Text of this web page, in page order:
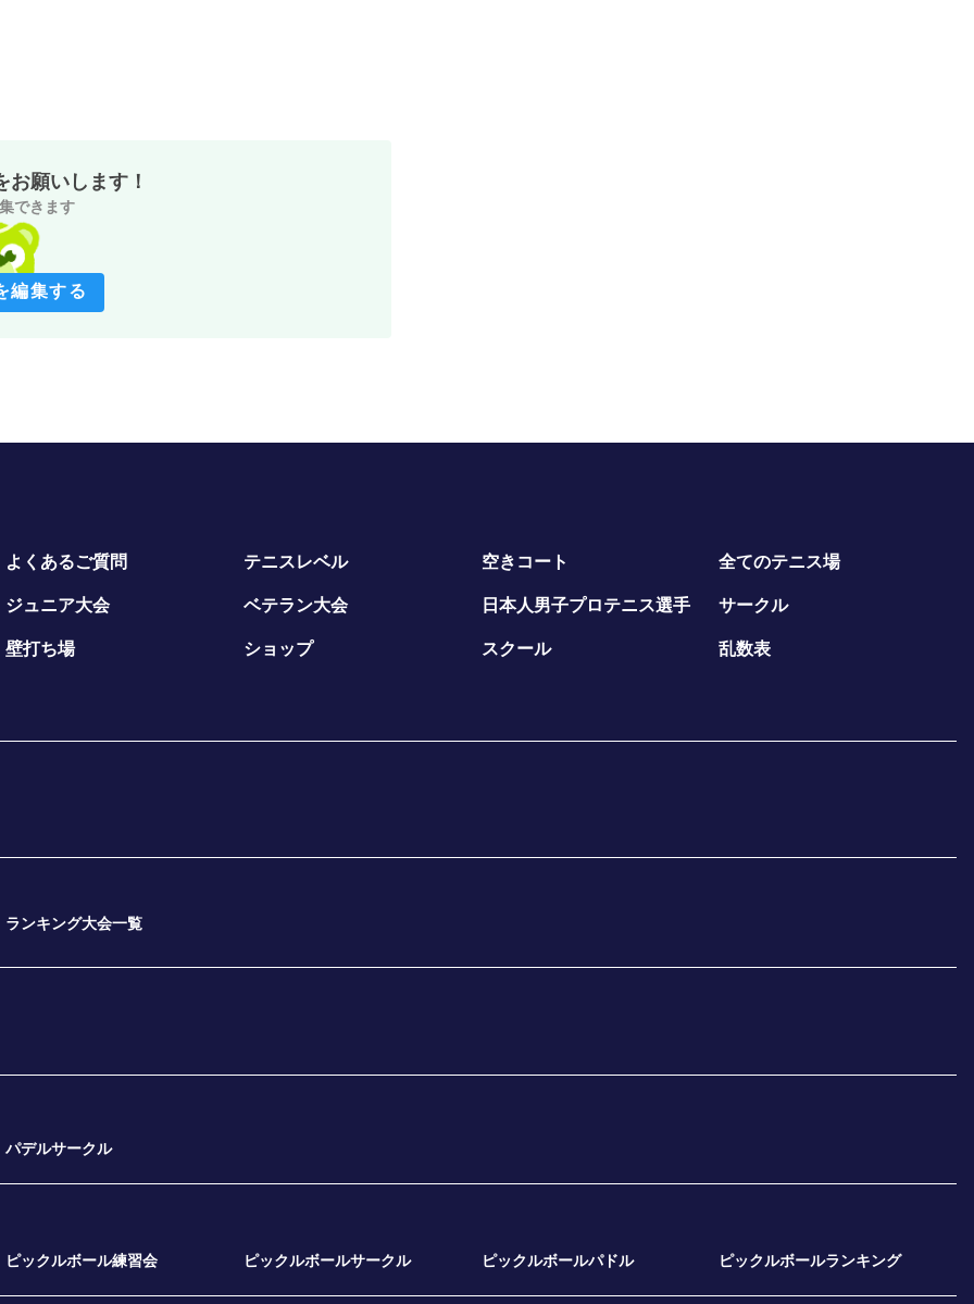
お願いします！
できます
編集する
よくあるご質問 テニスレベル 空きコート 全てのテニス場
ジュニア大会 ベテラン大会 日本人男子プロテニス選手 サークル
壁打ち場 ショップ スクール 乱数表
ランキング大会一覧
パデルサークル
ピックルボール練習会 ピックルボールサークル ピックルボールパドル ピックルボールランキング